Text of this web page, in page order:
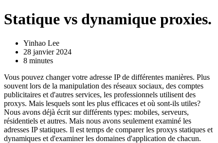
Statique vs dynamique proxies.
Yinhao Lee
28 janvier 2024
8 minutes
Vous pouvez changer votre adresse IP de différentes manières. Plus
souvent lors de la manipulation des réseaux sociaux, des comptes
publicitaires et d'autres services, les professionnels utilisent des
proxys. Mais lesquels sont les plus efficaces et où sont-ils utiles?
Nous avons déjà écrit sur différents types: mobiles, serveurs,
résidentiels et autres. Mais nous avons seulement examiné les
adresses IP statiques. Il est temps de comparer les proxys statiques et
dynamiques et d'examiner les domaines d'application de chacun.